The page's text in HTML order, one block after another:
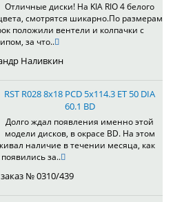
Отличные диски! На KIA RIO 4 белого
смотрятся шикарно.По размерам
положили вентели и колпачки с
за что..
Наливкин
RST R028 8x18 PCD 5x114.3 ET 50 DIA
60.1 BD
Долго ждал появления именно этой
модели дисков, в окрасе BD. На этом
наличие в течении месяца, как
за..
№ 0310/439